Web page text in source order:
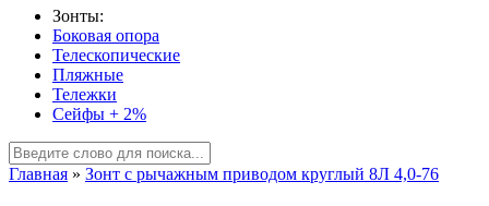
Зонты:
Боковая опора
Телескопические
Пляжные
Тележки
Сейфы + 2%
Главная » Зонт с рычажным приводом круглый 8Л 4,0-76